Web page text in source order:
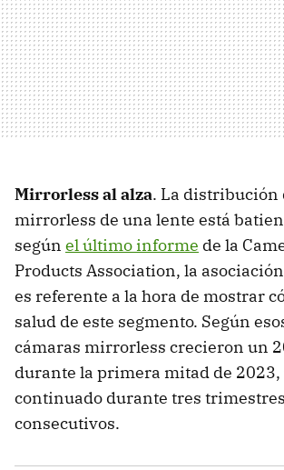
Mirrorless al alza. La distribución
mirrorless de una lente está
según el último informe de la
Products Association, la
es referente a la hora de mostrar
salud de este segmento. Según
cámaras mirrorless crecieron un
durante la primera mitad de
continuado durante tres trimestres
consecutivos.